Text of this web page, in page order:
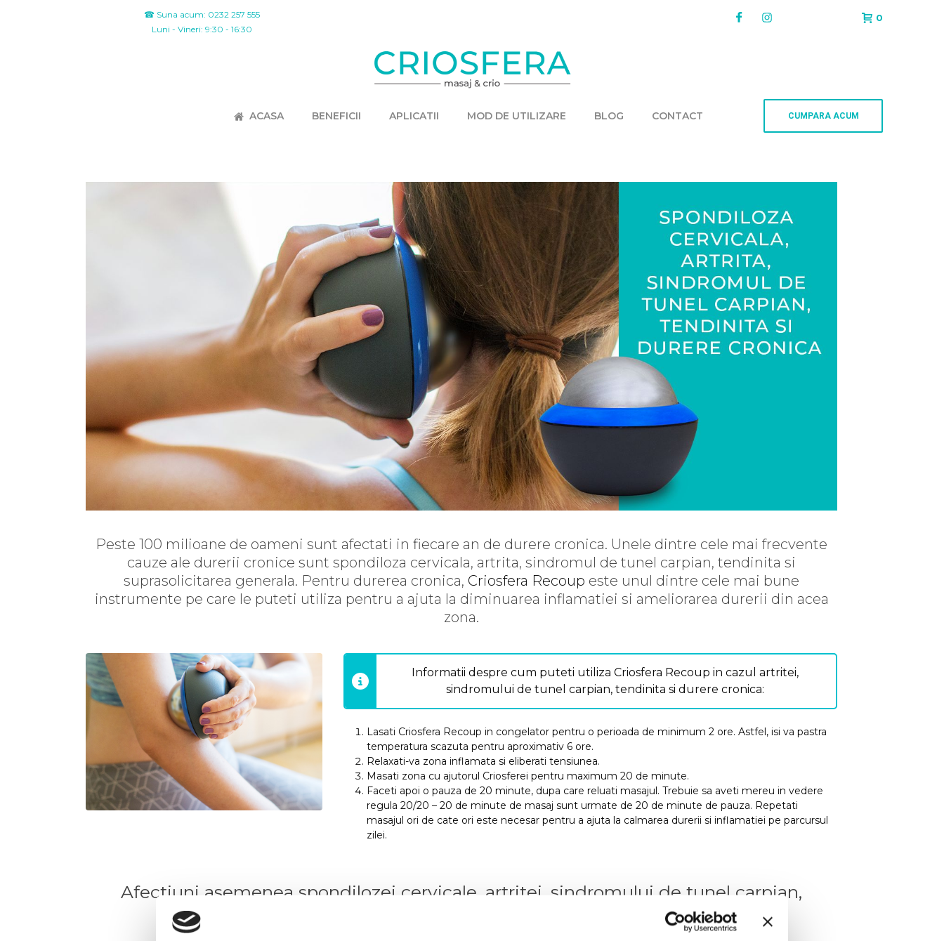
☎ Suna acum: 0232 257 555
Luni - Vineri: 9:30 - 16:30
0
ACASA BENEFICII APLICATII MOD DE UTILIZARE BLOG CONTACT CUMPARA ACUM
Peste 100 milioane de oameni sunt afectati in fiecare an de durere cronica. Unele dintre cele mai frecvente
cauze ale durerii cronice sunt spondiloza cervicala, artrita, sindromul de tunel carpian, tendinita si
suprasolicitarea generala. Pentru durerea cronica, Criosfera Recoup este unul dintre cele mai bune
instrumente pe care le puteti utiliza pentru a ajuta la diminuarea inflamatiei si ameliorarea durerii din acea
zona.
Informatii despre cum puteti utiliza Criosfera Recoup in cazul artritei,
sindromului de tunel carpian, tendinita si durere cronica:
Lasati Criosfera Recoup in congelator pentru o perioada de minimum 2 ore. Astfel, isi va pastra
temperatura scazuta pentru aproximativ 6 ore.
Relaxati-va zona inflamata si eliberati tensiunea.
Masati zona cu ajutorul Criosferei pentru maximum 20 de minute.
Faceti apoi o pauza de 20 minute, dupa care reluati masajul. Trebuie sa aveti mereu in vedere
regula 20/20 – 20 de minute de masaj sunt urmate de 20 de minute de pauza. Repetati
masajul ori de cate ori este necesar pentru a ajuta la calmarea durerii si inflamatiei pe parcursul
zilei.
Afectiuni asemenea spondilozei cervicale, artritei, sindromului de tunel carpian,
tendinitei si a durerii cronice ce se pot ameliora cu Criosfera Recoup